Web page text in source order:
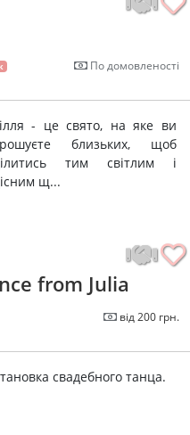
По домовленості
- це свято, на яке ви
близьких, щоб
тим світлим і
щ...
from Julia
від 200 грн.
свадебного танца.